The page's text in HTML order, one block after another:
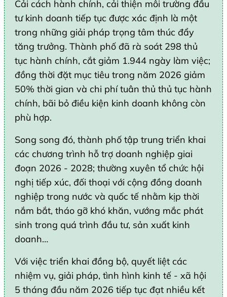
Cải cách hành chính, cải thiện môi trường đầu
tư kinh doanh tiếp tục được xác định là một
trong những giải pháp trọng tâm thúc đẩy
tăng trưởng. Thành phố đã rà soát 298 thủ
tục hành chính, cắt giảm 1.944 ngày làm việc;
đồng thời đặt mục tiêu trong năm 2026 giảm
50% thời gian và chi phí tuân thủ thủ tục hành
chính, bãi bỏ điều kiện kinh doanh không còn
phù hợp.
Song song đó, thành phố tập trung triển khai
các chương trình hỗ trợ doanh nghiệp giai
đoạn 2026 - 2028; thường xuyên tổ chức hội
nghị tiếp xúc, đối thoại với cộng đồng doanh
nghiệp trong nước và quốc tế nhằm kịp thời
nắm bắt, tháo gỡ khó khăn, vướng mắc phát
sinh trong quá trình đầu tư, sản xuất kinh
doanh…
Với việc triển khai đồng bộ, quyết liệt các
nhiệm vụ, giải pháp, tình hình kinh tế - xã hội
5 tháng đầu năm 2026 tiếp tục đạt nhiều kết